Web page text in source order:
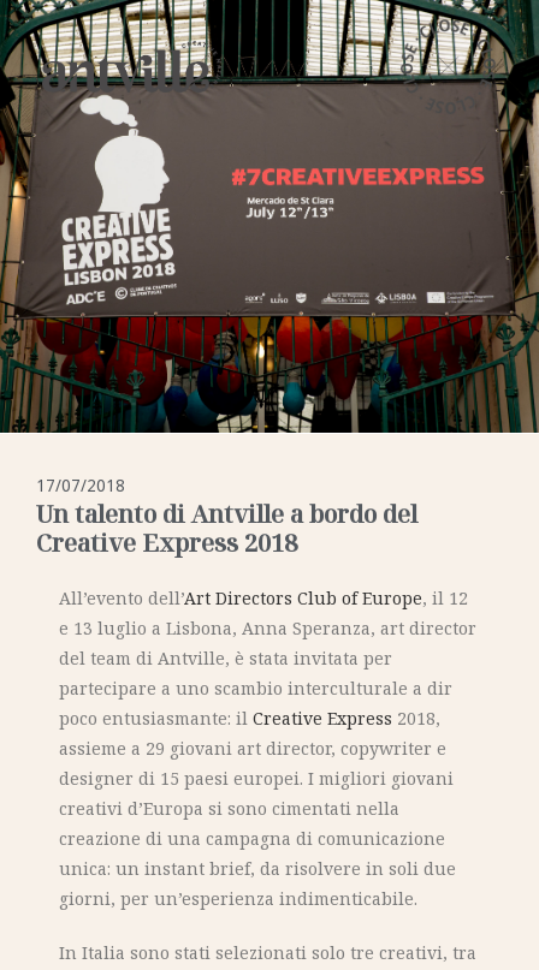
17/07/2018
Un talento di Antville a bordo del
Creative Express 2018
All’evento dell’Art Directors Club of Europe, il 12
e 13 luglio a Lisbona, Anna Speranza, art director
del team di Antville, è stata invitata per
partecipare a uno scambio interculturale a dir
poco entusiasmante: ilCreative Express 2018,
assieme a 29 giovani art director, copywriter e
designer di 15 paesi europei. I migliori giovani
creativi d’Europa si sono cimentati nella
creazione di una campagna di comunicazione
unica: un instant brief, da risolvere in soli due
giorni, per un’esperienza indimenticabile.
In Italia sono stati selezionati solo tre creativi, tra